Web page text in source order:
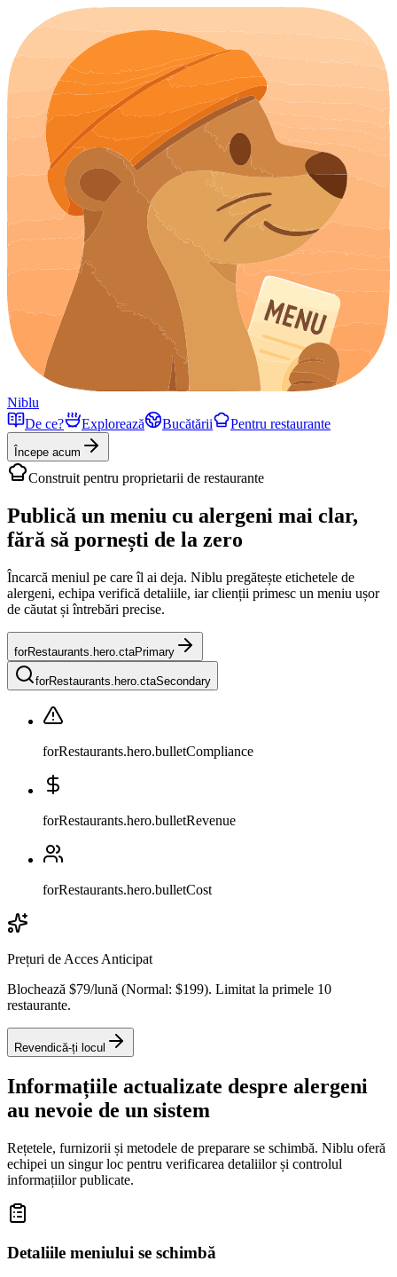
Niblu
De ce?
Explorează Bucătării Pentru restaurante
Începe acum
Construit pentru proprietarii de restaurante
Publică un meniu cu alergeni mai clar,
fără să pornești de la zero
Încarcă meniul pe care îl ai deja. Niblu pregătește etichetele de
alergeni, echipa verifică detaliile, iar clienții primesc un meniu ușor
de căutat și întrebări precise.
forRestaurants.hero.ctaPrimary
forRestaurants.hero.ctaSecondary
forRestaurants.hero.bulletCompliance
forRestaurants.hero.bulletRevenue
forRestaurants.hero.bulletCost
Prețuri de Acces Anticipat
Blochează $79/lună (Normal: $199). Limitat la primele 10
restaurante.
Revendică-ți locul
Informațiile actualizate despre alergeni
au nevoie de un sistem
Rețetele, furnizorii și metodele de preparare se schimbă. Niblu oferă
echipei un singur loc pentru verificarea detaliilor și controlul
informațiilor publicate.
Detaliile meniului se schimbă